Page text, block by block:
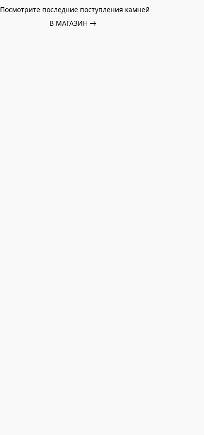
Посмотрите последние поступления камней
В МАГАЗИН